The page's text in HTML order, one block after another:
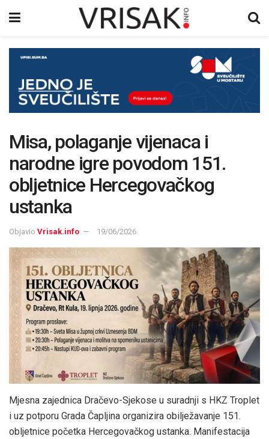
Misa, polaganje vijenaca i
narodne igre povodom 151.
obljetnice Hercegovačkog
ustanka
Objavio Vrisak.info 19/06/2026
Mjesna zajednica Dračevo-Sjekose u suradnji s HKZ Troplet
i uz potporu Grada Čapljina organizira obilježavanje 151.
obljetnice početka Hercegovačkog ustanka. Manifestacija